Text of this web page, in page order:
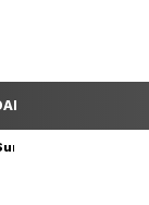
Mata Air